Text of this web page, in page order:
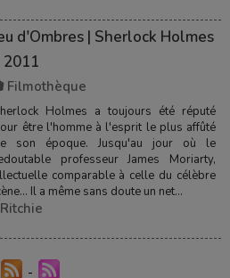
d'Ombres | Sherlock Holmes
2011
Filmothèque
Holmes a toujours été réputé
être l'homme à l'esprit le plus affûté
son époque. Jusqu'au jour où le
professeur James Moriarty,
comparable à celle du célèbre
Il a même sans doute un net...